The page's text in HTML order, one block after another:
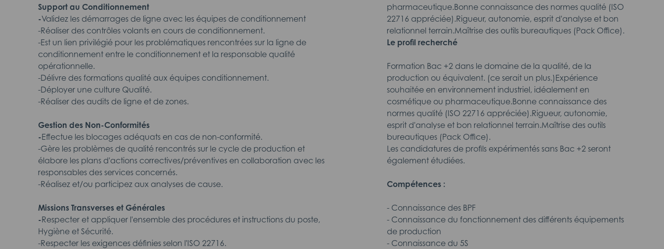
Support au Conditionnement
-Validez les démarrages de ligne avec les équipes de conditionnement
-Réaliser des contrôles volants en cours de conditionnement.
-Est un lien privilégié pour les problématiques rencontrées sur la ligne de
conditionnement entre le conditionnement et la responsable qualité
opérationnelle.
-Délivre des formations qualité aux équipes conditionnement.
-Déployer une culture Qualité.
-Réaliser des audits de ligne et de zones.
Gestion des Non-Conformités
-Effectue les blocages adéquats en cas de non-conformité.
-Gère les problèmes de qualité rencontrés sur le cycle de production et
élabore les plans d'actions correctives/préventives en collaboration avec les
responsables des services concernés.
-Réalisez et/ou participez aux analyses de cause.
Missions Transverses et Générales
-Respecter et appliquer l'ensemble des procédures et instructions du poste,
Hygiène et Sécurité.
-Respecter les exigences définies selon l'ISO 22716.
pharmaceutique.Bonne connaissance des normes qualité (ISO
22716 appréciée).Rigueur, autonomie, esprit d'analyse et bon
relationnel terrain.Maîtrise des outils bureautiques (Pack Office).
Le profil recherché
Formation Bac +2 dans le domaine de la qualité, de la
production ou équivalent. (ce serait un plus.)Expérience
souhaitée en environnement industriel, idéalement en
cosmétique ou pharmaceutique.Bonne connaissance des
normes qualité (ISO 22716 appréciée).Rigueur, autonomie,
esprit d'analyse et bon relationnel terrain.Maîtrise des outils
bureautiques (Pack Office).
Les candidatures de profils expérimentés sans Bac +2 seront
également étudiées.
Compétences :
- Connaissance des BPF
- Connaissance du fonctionnement des différents équipements
de production
- Connaissance du 5S